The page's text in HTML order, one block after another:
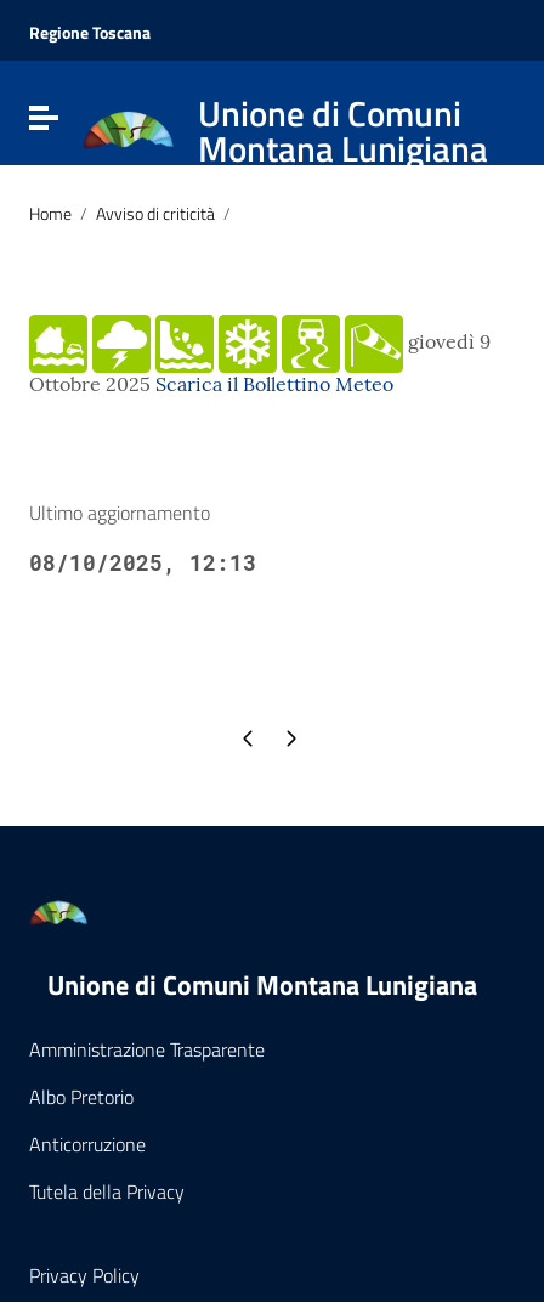
Vai al menu di navigazione
Vai al footer
Regione Toscana
Attiva / disattiva la navigazioneUnione di Comuni
Montana Lunigiana
Home / Avviso di criticità /
giovedì 9
Ottobre 2025 Scarica il Bollettino Meteo
Ultimo aggiornamento
08/10/2025, 12:13
Pagina precedente
Pagina successiva
Unione di Comuni Montana Lunigiana
Amministrazione Trasparente
Albo Pretorio
Anticorruzione
Tutela della Privacy
Privacy Policy